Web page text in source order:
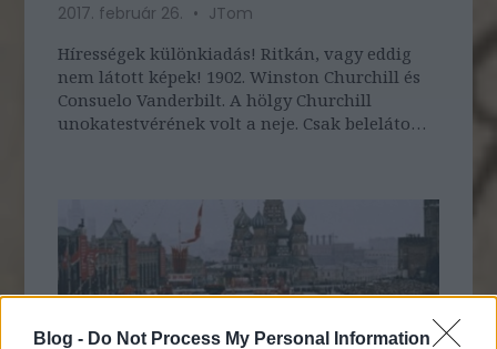
Blog - Do Not Process My Personal Information
2017. február 26.
JTom
Hírességek különkiadás! Ritkán, vagy eddig
nem látott képek! 1902. Winston Churchill és
Consuelo Vanderbilt. A hölgy Churchill
unokatestvérének volt a neje. Csak belelátom,